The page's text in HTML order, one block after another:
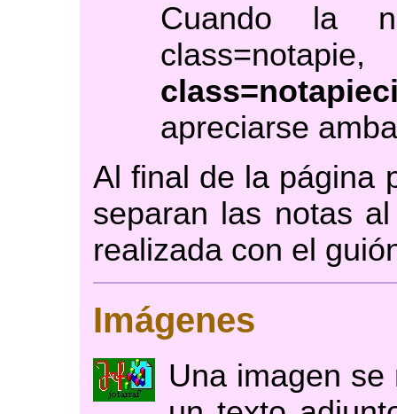
Cuando la
apreciarse
Al final de la página
separan las notas
realizada con el
Imágenes
Una imagen